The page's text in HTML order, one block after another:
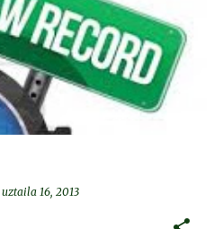
uztaila 16, 2013